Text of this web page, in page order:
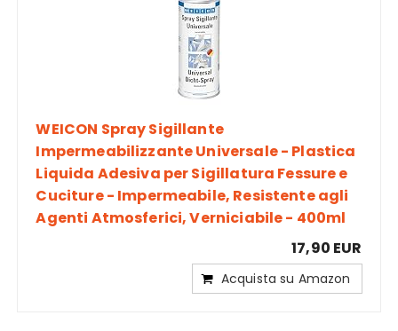
WEICON Spray Sigillante
Impermeabilizzante Universale - Plastica
Liquida Adesiva per Sigillatura Fessure e
Cuciture - Impermeabile, Resistente agli
Agenti Atmosferici, Verniciabile - 400ml
17,90 EUR
Acquista su Amazon